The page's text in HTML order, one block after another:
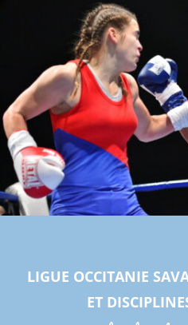
LIGUE OCCITANIE
ET